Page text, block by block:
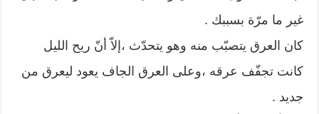
غير ما مرّة بسببك .
كان العرق يتصبّب منه وهو يتحدّث ،إلاّ أنّ ريح الليل
كانت تجفّف عرقه ،وعلى العرق الجاف يعود ليعرق من
جديد .